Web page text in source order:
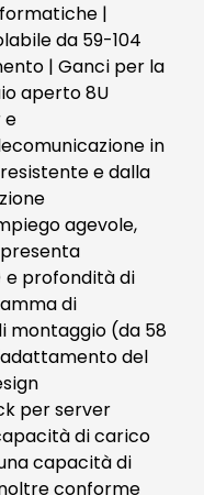
|
da 59-104
| Ganci per la
aperto 8U
e
in
e dalla
agevole,
profondità di
di
montaggio (da 58
del
per server
di carico
capacità di
conforme